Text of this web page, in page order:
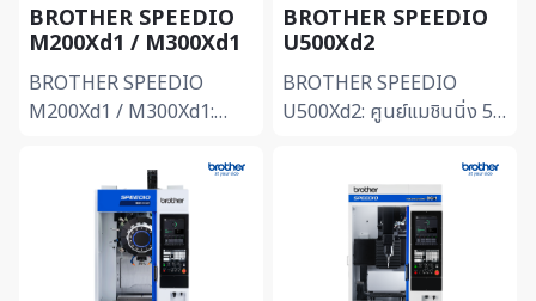
BROTHER SPEEDIO
M200Xd1 / M300Xd1
BROTHER SPEEDIO
M200Xd1 / M300Xd1:
แกน ขนาดกะทัดรัด -รวมงาน
กลึงและงานกัดไว้ในเครื่อง
เดียว (Pr...
BROTHER SPEEDIO
U500Xd2
BROTHER SPEEDIO
U500Xd2: ศูนย์แมชินนิ่ง 5
(Tilting Rotary) -ติดตั้งโต๊ะ
หมุนเอียง (Tilting
Rotary)...